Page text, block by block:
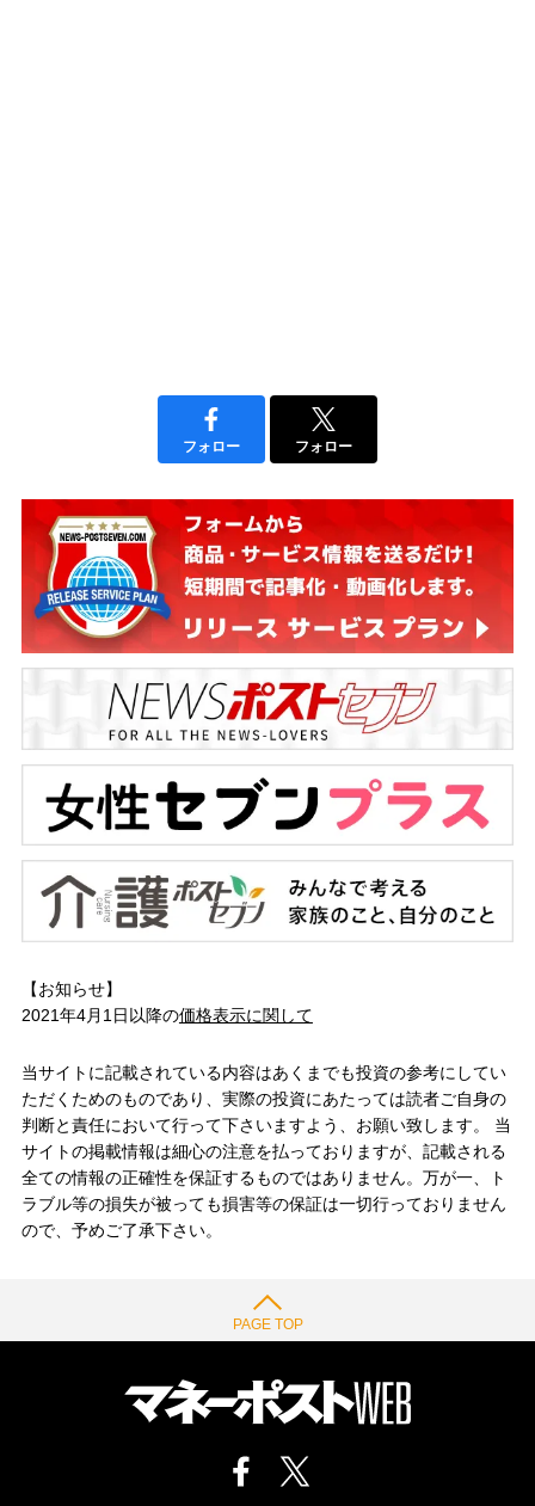
フォロー フォロー
【お知らせ】
2021年4月1日以降の価格表示に関して
当サイトに記載されている内容はあくまでも投資の参考にしてい
ただくためのものであり、実際の投資にあたっては読者ご自身の
判断と責任において行って下さいますよう、お願い致します。 当
サイトの掲載情報は細心の注意を払っておりますが、記載される
全ての情報の正確性を保証するものではありません。万が一、ト
ラブル等の損失が被っても損害等の保証は一切行っておりません
ので、予めご了承下さい。
PAGE TOP